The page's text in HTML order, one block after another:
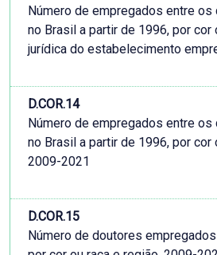
Número de empregados entre
no Brasil a partir de 1996, por cor
jurídica do estabelecimento
D.COR.14
Número de empregados entre
no Brasil a partir de 1996, por cor
2009-2021
D.COR.15
Número de doutores